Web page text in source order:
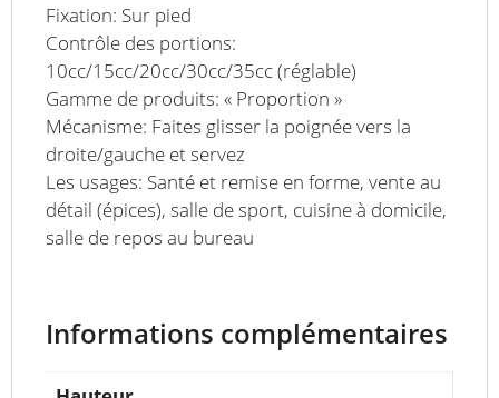
Fixation: Sur pied
Contrôle des portions:
10cc/15cc/20cc/30cc/35cc (réglable)
Gamme de produits: « Proportion »
Mécanisme: Faites glisser la poignée vers la
droite/gauche et servez
Les usages: Santé et remise en forme, vente au
détail (épices), salle de sport, cuisine à domicile,
salle de repos au bureau
Informations complémentaires